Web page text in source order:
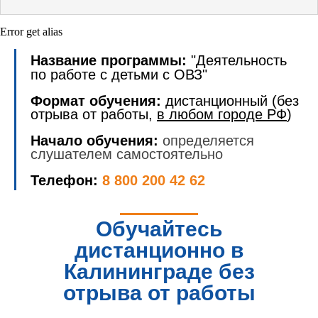
Error get alias
Название программы: "Деятельность
по работе с детьми с ОВЗ"
Формат обучения: дистанционный (без
отрыва от работы, в любом городе РФ)
Начало обучения: определяется
слушателем самостоятельно
Телефон: 8 800 200 42 62
Обучайтесь
дистанционно в
Калининграде без
отрыва от работы